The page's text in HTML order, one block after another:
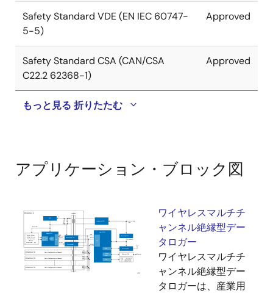
Safety Standard VDE (EN IEC 60747-
5-5)
Approved
Safety Standard CSA (CAN/CSA
C22.2 62368-1)
Approved
もっと見る 折りたたむ
アプリケーション・ブロック図
ワイヤレスマルチチ
ャンネル絶縁型デー
タロガー
ワイヤレスマルチチ
ャンネル絶縁型デー
タロガーは、産業用